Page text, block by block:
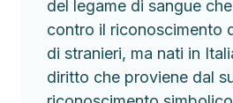
del legame di sangue
contro il riconoscimento
di stranieri, ma nati in
diritto che proviene dal